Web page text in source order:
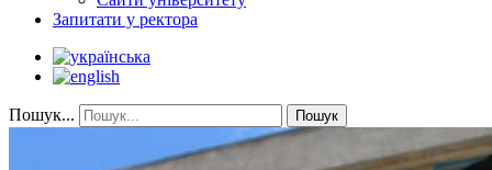
Запитати у ректора
Пошук... Пошук